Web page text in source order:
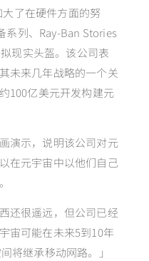
了在硬件方面的努
系列、Ray-Ban Stories
现实头盔。该公司表
未来几年战略的一个关
100亿美元开发构建元
演示，说明该公司对元
在元宇宙中以他们自己
还很遥远，但公司已经
宙可能在未来5到10年
将继承移动网路。」